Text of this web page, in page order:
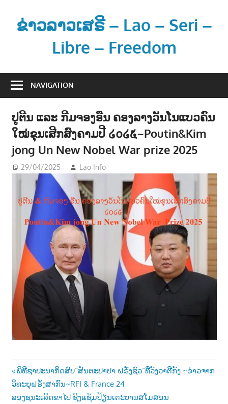
contentຂ່າວລາວເສຣີ – Lao – Seri –
Libre – Freedom
າ
ລ
ະ
ຂໍ້
ນ
NAVIGATION
ປູຕີນ ແລະ ກີມຈອງອືນ ຄອງລາງວັນໂນແບວຄົນ
ໃໝ່ຂຸນເສີກສົງຄາມປີ ໒໐໒໕~Poutin&Kim
jong Un New Nobel War prize 2025
29/04/2025 Lao Info
NEWS
Post
navigation
Previous
Post:
ພິທີຊາປະນາກິດສົບ“ສັນຕະປາປາ ຝຣັ່ງຊົວ“ທີ່ວັງວາຕີກັງ ~ຂ່າວຈາກ
ວິທະຍຸຝຣັ່ງສາກົນ~RFI & France 24
Next
ລອງຊນະເລີດຂາໄປ ຊີງແຊ້ມປ້ຽນເຕະບານສໂມສອນ